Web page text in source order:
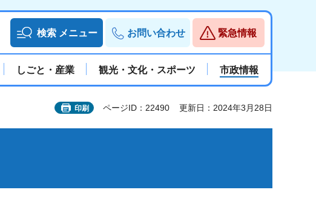
検索 メニュー お問い合わせ 緊急情報
しごと・産業 観光・文化・スポーツ 市政情報
印刷 ページID：22490 更新日：2024年3月28日